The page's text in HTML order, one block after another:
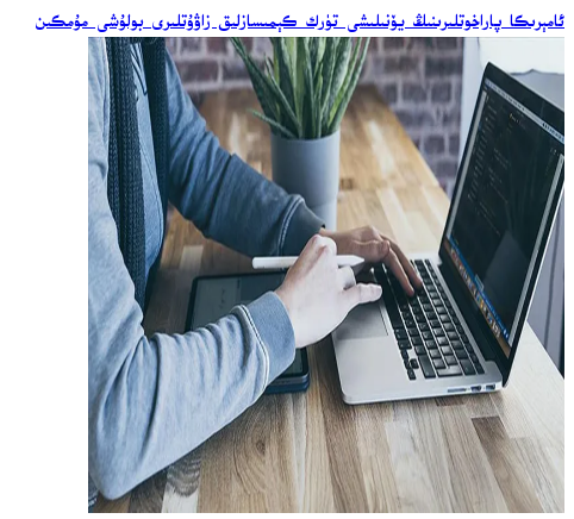
ئامېرىكا پاراخوتلىرىنىڭ يۆنىلىشى تۈرك كېمىسازلىق زاۋۇتلىرى بولۇشى مۇمكىن